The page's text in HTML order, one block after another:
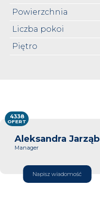
Powierzchnia
Liczba pokoi
Piętro
Aleksandra Jarząb
Manager
Napisz wiadomość
4338
OFERT